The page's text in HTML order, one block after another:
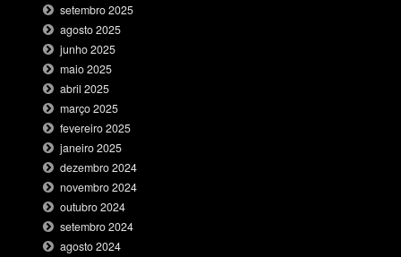
setembro 2025
agosto 2025
junho 2025
maio 2025
abril 2025
março 2025
fevereiro 2025
janeiro 2025
dezembro 2024
novembro 2024
outubro 2024
setembro 2024
agosto 2024